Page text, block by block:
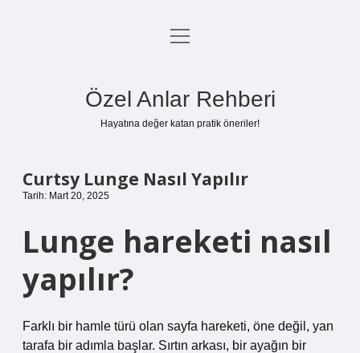
Anasayfa
menüyü
Özel Anlar Rehberi
Hayatına değer katan pratik öneriler!
Curtsy Lunge Nasıl Yapılır
Tarih: Mart 20, 2025
Lunge hareketi nasıl
yapılır?
Farklı bir hamle türü olan sayfa hareketi, öne değil, yan
tarafa bir adımla başlar. Sırtın arkası, bir ayağın bir